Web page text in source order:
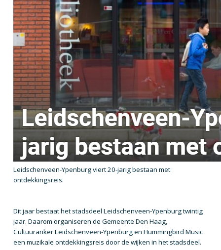
Leidschenveen-Ypenburg viert 20-jarig bestaan met
ontdekkingsreis.
Dit jaar bestaat het stadsdeel Leidschenveen-Ypenburg twintig
jaar. Daarom organiseren de Gemeente Den Haag,
Cultuuranker Leidschenveen-Ypenburg en Hummingbird Music
een muzikale ontdekkingsreis door de wijken in het stadsdeel.